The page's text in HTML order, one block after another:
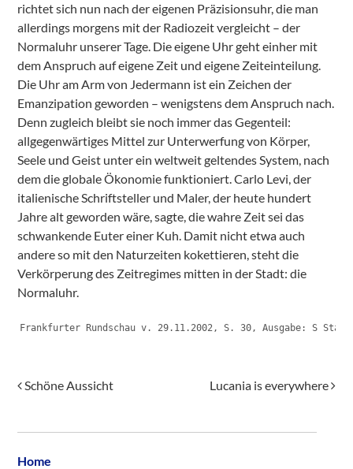
richtet sich nun nach der eigenen Präzisionsuhr, die man
allerdings morgens mit der Radiozeit vergleicht – der
Normaluhr unserer Tage. Die eigene Uhr geht einher mit
dem Anspruch auf eigene Zeit und eigene Zeiteinteilung.
Die Uhr am Arm von Jedermann ist ein Zeichen der
Emanzipation geworden – wenigstens dem Anspruch nach.
Denn zugleich bleibt sie noch immer das Gegenteil:
allgegenwärtiges Mittel zur Unterwerfung von Körper,
Seele und Geist unter ein weltweit geltendes System, nach
dem die globale Ökonomie funktioniert. Carlo Levi, der
italienische Schriftsteller und Maler, der heute hundert
Jahre alt geworden wäre, sagte, die wahre Zeit sei das
schwankende Euter einer Kuh. Damit nicht etwa auch
andere so mit den Naturzeiten kokettieren, steht die
Verkörperung des Zeitregimes mitten in der Stadt: die
Normaluhr.
Frankfurter Rundschau v. 29.11.2002, S. 30, Ausgabe: S Stadt
Post navigation
Schöne Aussicht Lucania is everywhere
Home